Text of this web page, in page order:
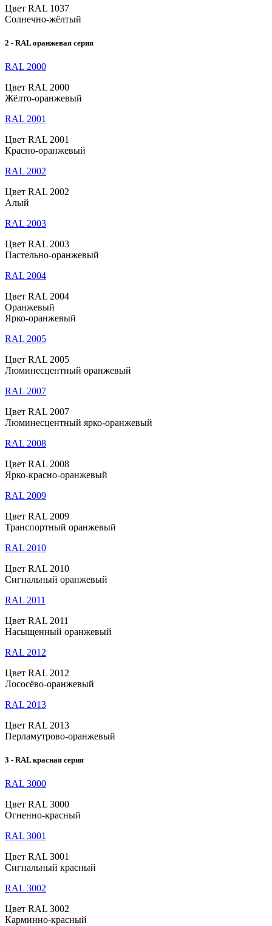
Цвет RAL 1037
Солнечно-жёлтый
2 - RAL оранжевая серия
RAL 2000
Цвет RAL 2000
Жёлто-оранжевый
RAL 2001
Цвет RAL 2001
Красно-оранжевый
RAL 2002
Цвет RAL 2002
Алый
RAL 2003
Цвет RAL 2003
Пастельно-оранжевый
RAL 2004
Цвет RAL 2004
Оранжевый
Ярко-оранжевый
RAL 2005
Цвет RAL 2005
Люминесцентный оранжевый
RAL 2007
Цвет RAL 2007
Люминесцентный ярко-оранжевый
RAL 2008
Цвет RAL 2008
Ярко-красно-оранжевый
RAL 2009
Цвет RAL 2009
Транспортный оранжевый
RAL 2010
Цвет RAL 2010
Сигнальный оранжевый
RAL 2011
Цвет RAL 2011
Насыщенный оранжевый
RAL 2012
Цвет RAL 2012
Лососёво-оранжевый
RAL 2013
Цвет RAL 2013
Перламутрово-оранжевый
3 - RAL красная серия
RAL 3000
Цвет RAL 3000
Огненно-красный
RAL 3001
Цвет RAL 3001
Сигнальный красный
RAL 3002
Цвет RAL 3002
Карминно-красный